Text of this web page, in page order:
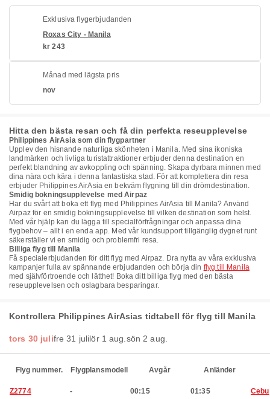
Exklusiva flygerbjudanden
Roxas City - Manila
kr 243
Månad med lägsta pris
nov
Hitta den bästa resan och få din perfekta reseupplevelse
Philippines AirAsia som din flygpartner
Upplev den hisnande naturliga skönheten i Manila. Med sina ikoniska
landmärken och livliga turistattraktioner erbjuder denna destination en
perfekt blandning av avkoppling och spänning. Skapa dyrbara minnen med
dina nära och kära i denna fantastiska stad. För att komplettera din resa
erbjuder Philippines AirAsia en bekväm flygning till din drömdestination.
Smidig bokningsupplevelse med Airpaz
Har du svårt att boka ett flyg med Philippines AirAsia till Manila? Använd
Airpaz för en smidig bokningsupplevelse till vilken destination som helst.
Med vår hjälp kan du lägga till specialförfrågningar och anpassa dina
flygbehov – allt i en enda app. Med vår kundsupport tillgänglig dygnet runt
säkerställer vi en smidig och problemfri resa.
Billiga flyg till Manila
Få specialerbjudanden för ditt flyg med Airpaz. Dra nytta av våra exklusiva
kampanjer fulla av spännande erbjudanden och börja din flyg till Manila
med självförtroende och lätthet! Boka ditt billiga flyg med den bästa
reseupplevelsen och oslagbara besparingar.
Kontrollera Philippines AirAsias tidtabell för flyg till Manila
tors 30 julifre 31 julilör 1 aug. sön 2 aug.
Flyg nummer. Flygplansmodell Avgår Anländer
Z2774 - 00:15 01:35 Cebu